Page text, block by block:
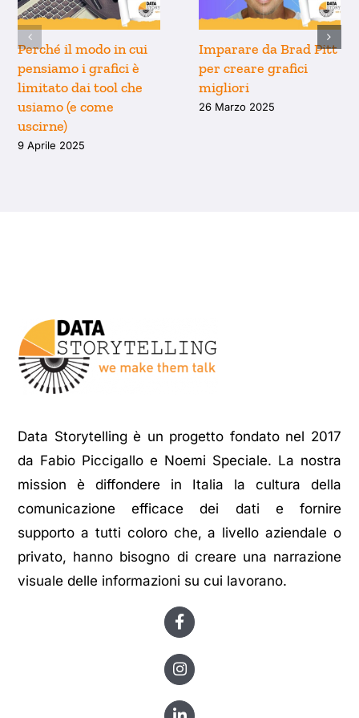
Perché il modo in cui
pensiamo i grafici è
limitato dai tool che
usiamo (e come
uscirne)
9 Aprile 2025
Imparare da Brad Pitt
per creare grafici
migliori
26 Marzo 2025
Data Storytelling è un progetto fondato nel 2017
da Fabio Piccigallo e Noemi Speciale. La nostra
mission è diffondere in Italia la cultura della
comunicazione efficace dei dati e fornire
supporto a tutti coloro che, a livello aziendale o
privato, hanno bisogno di creare una narrazione
visuale delle informazioni su cui lavorano.